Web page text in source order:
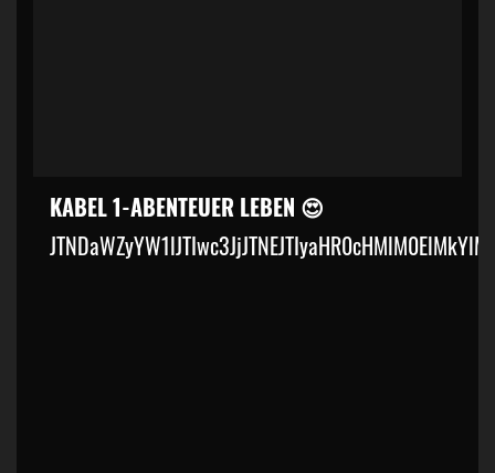
KABEL 1-ABENTEUER LEBEN 😍